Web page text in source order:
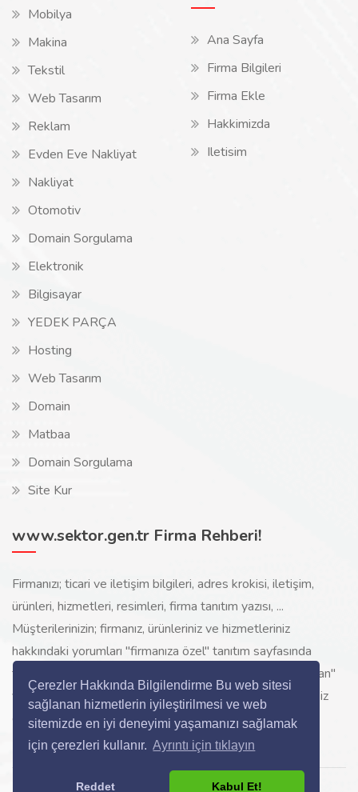
Çerezler Hakkında Bilgilendirme Bu web sitesi
sağlanan hizmetlerin iyileştirilmesi ve web
sitemizde en iyi deneyimi yaşamanızı sağlamak
için çerezleri kullanır. Ayrıntı için tıklayın
Reddet Kabul Et!
Mobilya
Makina
Tekstil
Web Tasarım
Reklam
Evden Eve Nakliyat
Nakliyat
Otomotiv
Domain Sorgulama
Elektronik
Bilgisayar
YEDEK PARÇA
Hosting
Web Tasarım
Domain
Matbaa
Domain Sorgulama
Site Kur
Ana Sayfa
Firma Bilgileri
Firma Ekle
Hakkimizda
Iletisim
www.sektor.gen.tr Firma Rehberi!
Firmanızı; ticari ve iletişim bilgileri, adres krokisi, iletişim,
ürünleri, hizmetleri, resimleri, firma tanıtım yazısı, ...
Müşterilerinizin; firmanız, ürünleriniz ve hizmetleriniz
hakkındaki yorumları "firmanıza özel" tanıtım sayfasında
toplanarak ürünlerinizi, hizmetlerinizi, internette "sizi arayan"
yeni müşterilerinize www.sektor.gen.tr aracılığı ile ücretsiz
gösterilir.